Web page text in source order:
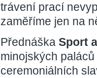
trávení prací
zaměříme jen na
Přednáška Sport
minojských
ceremoniálních